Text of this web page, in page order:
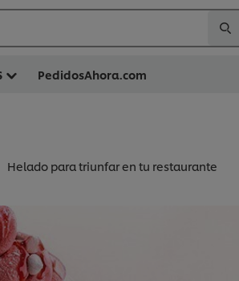
PedidosAhora.com
Helado para triunfar en tu restaurante